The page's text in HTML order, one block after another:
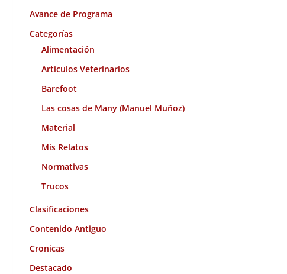
v
o
Avance de Programa
Categorías
Alimentación
Artículos Veterinarios
Barefoot
Las cosas de Many (Manuel Muñoz)
Material
Mis Relatos
Normativas
Trucos
Clasificaciones
Contenido Antiguo
Cronicas
Destacado